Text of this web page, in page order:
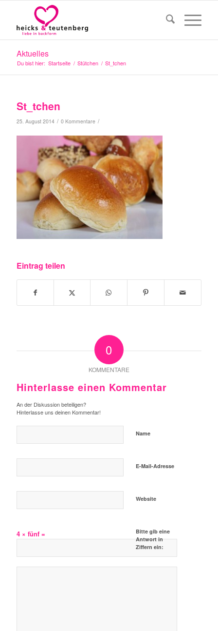
Aktuelles
Du bist hier: Startseite / Stütchen / St_tchen
St_tchen
25. August 2014 / 0 Kommentare /
Eintrag teilen
0
KOMMENTARE
Hinterlasse einen Kommentar
An der Diskussion beteiligen?
Hinterlasse uns deinen Kommentar!
Name
E-Mail-Adresse
Website
Bitte gib eine
Antwort in
Ziffern ein:
4 × fünf =